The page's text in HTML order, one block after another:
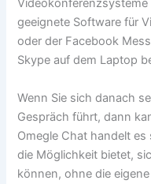
geeignete Software für
oder der Facebook
Skype auf dem Laptop
Wenn Sie sich danach
Gespräch führt, dann
Omegle Chat handelt
die Möglichkeit bietet,
können, ohne die